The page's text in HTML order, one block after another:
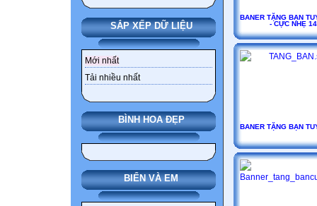
SẮP XẾP DỮ LIỆU
Mới nhất
Tải nhiều nhất
BÌNH HOA ĐẸP
BIỂN VÀ EM
BANER TẶNG BẠN
- CỰC NHẸ 14
BANER TẶNG BẠN